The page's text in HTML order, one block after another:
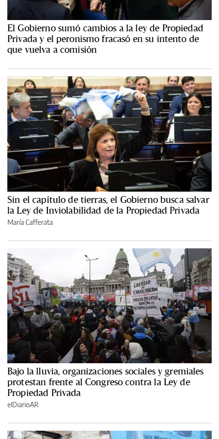
El Gobierno sumó cambios a la ley de Propiedad
Privada y el peronismo fracasó en su intento de
que vuelva a comisión
Sin el capítulo de tierras, el Gobierno busca salvar
la Ley de Inviolabilidad de la Propiedad Privada
María Cafferata
Bajo la lluvia, organizaciones sociales y gremiales
protestan frente al Congreso contra la Ley de
Propiedad Privada
elDiarioAR